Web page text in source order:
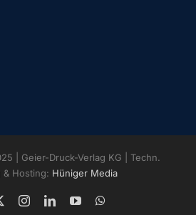
| Geier-Druck-Verlag KG | Techn.
& Hosting: Hüniger Media
InstagramLinkedInYouTube